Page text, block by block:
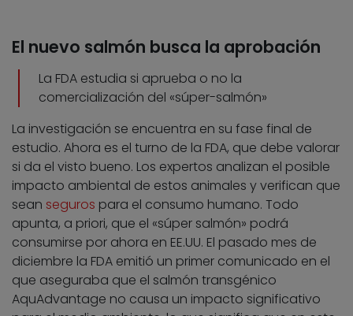
El nuevo salmón busca la aprobación
La FDA estudia si aprueba o no la
comercialización del «súper-salmón»
La investigación se encuentra en su fase final de
estudio. Ahora es el turno de la FDA, que debe valorar
si da el visto bueno. Los expertos analizan el posible
impacto ambiental de estos animales y verifican que
sean seguros para el consumo humano. Todo
apunta, a priori, que el «súper salmón» podrá
consumirse por ahora en EE.UU. El pasado mes de
diciembre la FDA emitió un primer comunicado en el
que aseguraba que el salmón transgénico
AquAdvantage no causa un impacto significativo